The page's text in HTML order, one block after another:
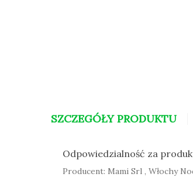
SZCZEGÓŁY PRODUKTU
Odpowiedzialność za
Producent: Mami Srl , Włochy